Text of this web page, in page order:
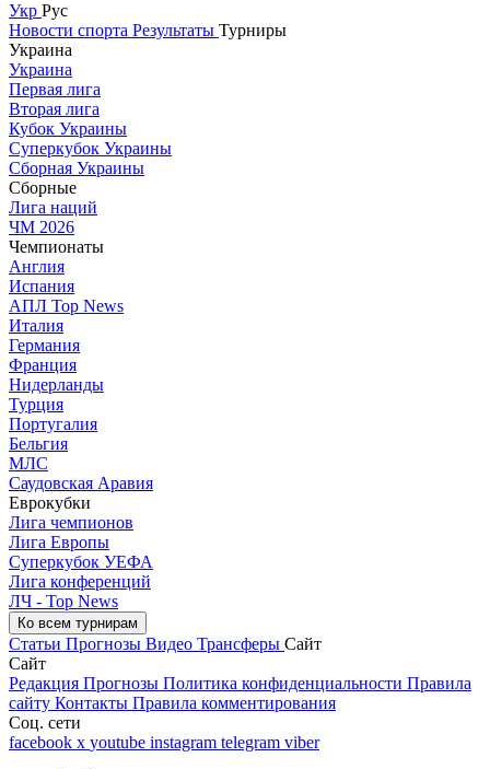
Укр Рус
Новости спорта Результаты Турниры
Украина
Украина
Первая лига
Вторая лига
Кубок Украины
Суперкубок Украины
Сборная Украины
Сборные
Лига наций
ЧМ 2026
Чемпионаты
Англия
Испания
АПЛ Top News
Италия
Германия
Франция
Нидерланды
Турция
Португалия
Бельгия
МЛС
Саудовская Аравия
Еврокубки
Лига чемпионов
Лига Европы
Суперкубок УЕФА
Лига конференций
ЛЧ - Top News
Ко всем турнирам
Статьи Прогнозы Видео Трансферы Сайт
Сайт
Редакция Прогнозы Политика конфиденциальности Правила
сайту Контакты Правила комментирования
Соц. сети
facebook x youtube instagram telegram viber